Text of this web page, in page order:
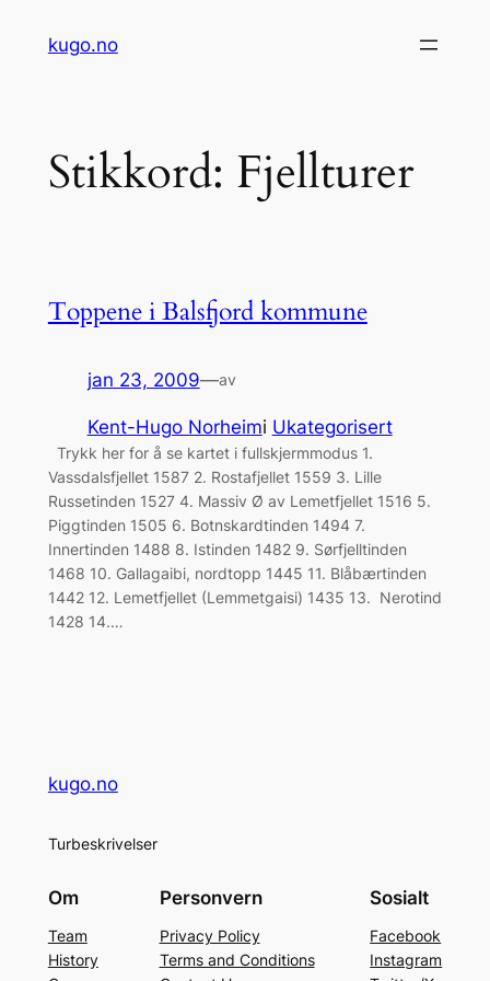
kugo.no
Stikkord: Fjellturer
Toppene i Balsfjord kommune
jan 23, 2009—av
Kent-Hugo Norheimi Ukategorisert
Trykk her for å se kartet i fullskjermmodus 1.
Vassdalsfjellet 1587 2. Rostafjellet 1559 3. Lille
Russetinden 1527 4. Massiv Ø av Lemetfjellet 1516 5.
Piggtinden 1505 6. Botnskardtinden 1494 7.
Innertinden 1488 8. Istinden 1482 9. Sørfjelltinden
1468 10. Gallagaibi, nordtopp 1445 11. Blåbærtinden
1442 12. Lemetfjellet (Lemmetgaisi) 1435 13. Nerotind
1428 14.…
kugo.no
Turbeskrivelser
Om
Team
History
Personvern
Privacy Policy
Terms and Conditions
Sosialt
Facebook
Instagram